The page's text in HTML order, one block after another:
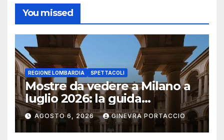
You missed
REGIONE LOMBARDIA SPETTACOLI
Mostre da vedere a Milano a
luglio 2026: la guida
aggiornata
AGOSTO 6, 2026 GINEVRA PORTACCIO